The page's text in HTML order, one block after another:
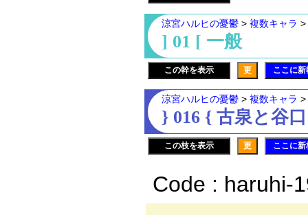
涼宮ハルヒの憂鬱 > 複数キャラ >
] 01 [ 一般
この幹を表示 更 ここに
涼宮ハルヒの憂鬱 > 複数キャラ >
} 016 { 古泉と谷口
この枝を表示 更 ここに
Code : haruhi-